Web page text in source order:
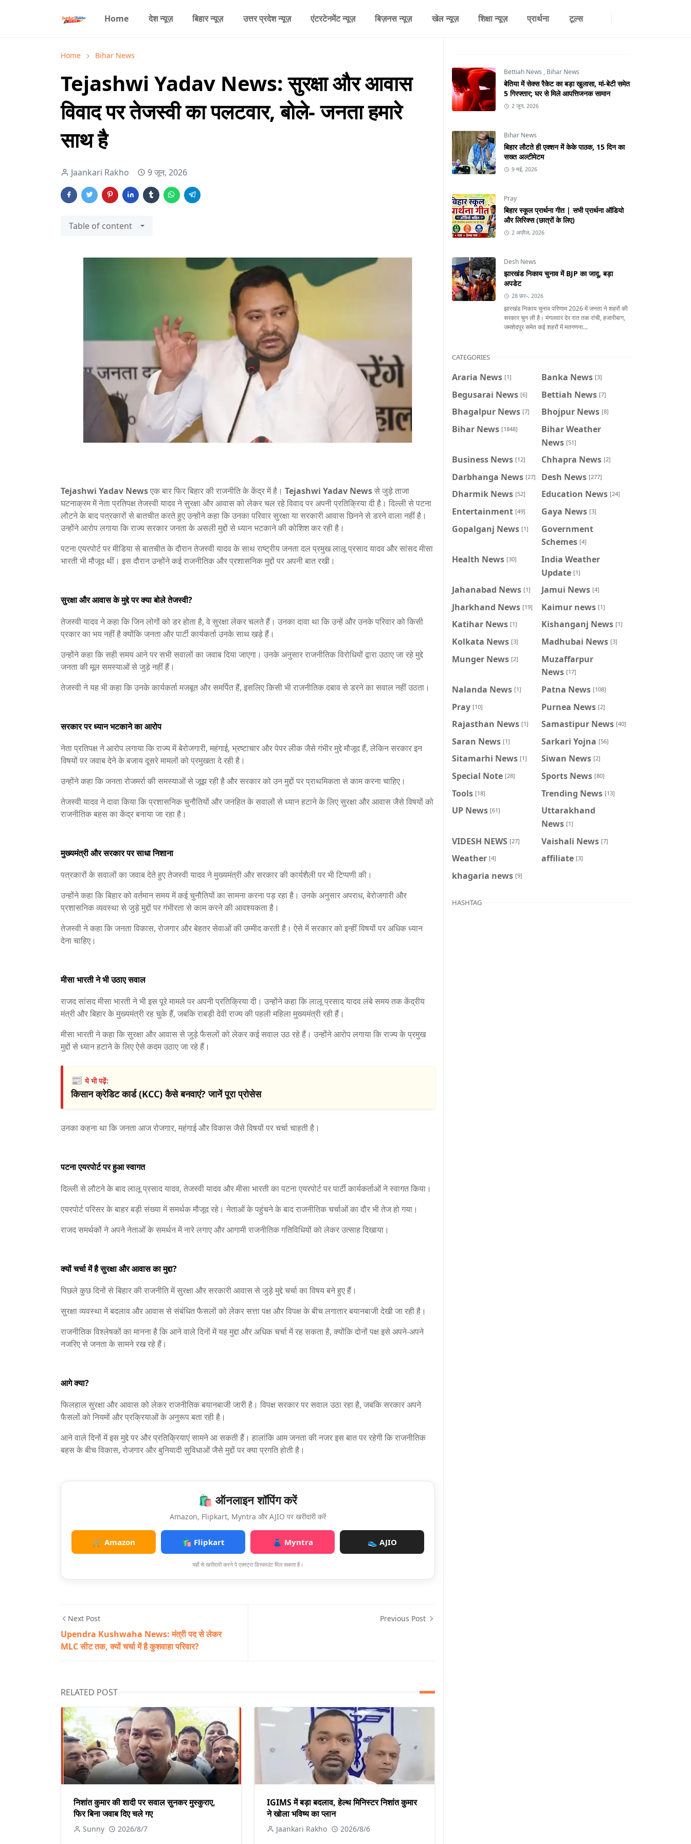
Home देश न्यूज़ बिहार न्यूज़ उत्तर प्रदेश न्यूज़ एंटरटेनमेंट न्यूज़ बिज़नस न्यूज़ खेल न्यूज़ शिक्षा न्यूज़ प्रार्थना टूल्स
Home Bihar News
Tejashwi Yadav News: सुरक्षा और आवास
विवाद पर तेजस्वी का पलटवार, बोले- जनता हमारे
साथ है
Jaankari Rakho 9 जून, 2026
Table of content
Tejashwi Yadav Newsएक बार फिर बिहार की राजनीति के केंद्र में है। Tejashwi Yadav Newsसे जुड़े ताजा
घटनाक्रम में नेता प्रतिपक्ष तेजस्वी यादव ने सुरक्षा और आवास को लेकर चल रहे विवाद पर अपनी प्रतिक्रिया दी है। दिल्ली से पटना
लौटने के बाद पत्रकारों से बातचीत करते हुए उन्होंने कहा कि उनका परिवार सुरक्षा या सरकारी आवास छिनने से डरने वाला नहीं है।
उन्होंने आरोप लगाया कि राज्य सरकार जनता के असली मुद्दों से ध्यान भटकाने की कोशिश कर रही है।
पटना एयरपोर्ट पर मीडिया से बातचीत के दौरान तेजस्वी यादव के साथ राष्ट्रीय जनता दल प्रमुख लालू प्रसाद यादव और सांसद मीसा
भारती भी मौजूद थीं। इस दौरान उन्होंने कई राजनीतिक और प्रशासनिक मुद्दों पर अपनी बात रखी।
सुरक्षा और आवास के मुद्दे पर क्या बोले तेजस्वी?
तेजस्वी यादव ने कहा कि जिन लोगों को डर होता है, वे सुरक्षा लेकर चलते हैं। उनका दावा था कि उन्हें और उनके परिवार को किसी
प्रकार का भय नहीं है क्योंकि जनता और पार्टी कार्यकर्ता उनके साथ खड़े हैं।
उन्होंने कहा कि सही समय आने पर सभी सवालों का जवाब दिया जाएगा। उनके अनुसार राजनीतिक विरोधियों द्वारा उठाए जा रहे मुद्दे
जनता की मूल समस्याओं से जुड़े नहीं हैं।
तेजस्वी ने यह भी कहा कि उनके कार्यकर्ता मजबूत और समर्पित हैं, इसलिए किसी भी राजनीतिक दबाव से डरने का सवाल नहीं उठता।
सरकार पर ध्यान भटकाने का आरोप
नेता प्रतिपक्ष ने आरोप लगाया कि राज्य में बेरोजगारी, महंगाई, भ्रष्टाचार और पेपर लीक जैसे गंभीर मुद्दे मौजूद हैं, लेकिन सरकार इन
विषयों पर जवाब देने के बजाय दूसरे मामलों को प्रमुखता दे रही है।
उन्होंने कहा कि जनता रोजमर्रा की समस्याओं से जूझ रही है और सरकार को उन मुद्दों पर प्राथमिकता से काम करना चाहिए।
तेजस्वी यादव ने दावा किया कि प्रशासनिक चुनौतियों और जनहित के सवालों से ध्यान हटाने के लिए सुरक्षा और आवास जैसे विषयों को
राजनीतिक बहस का केंद्र बनाया जा रहा है।
मुख्यमंत्री और सरकार पर साधा निशाना
पत्रकारों के सवालों का जवाब देते हुए तेजस्वी यादव ने मुख्यमंत्री और सरकार की कार्यशैली पर भी टिप्पणी की।
उन्होंने कहा कि बिहार को वर्तमान समय में कई चुनौतियों का सामना करना पड़ रहा है। उनके अनुसार अपराध, बेरोजगारी और
प्रशासनिक व्यवस्था से जुड़े मुद्दों पर गंभीरता से काम करने की आवश्यकता है।
तेजस्वी ने कहा कि जनता विकास, रोजगार और बेहतर सेवाओं की उम्मीद करती है। ऐसे में सरकार को इन्हीं विषयों पर अधिक ध्यान
देना चाहिए।
मीसा भारती ने भी उठाए सवाल
राजद सांसद मीसा भारती ने भी इस पूरे मामले पर अपनी प्रतिक्रिया दी। उन्होंने कहा कि लालू प्रसाद यादव लंबे समय तक केंद्रीय
मंत्री और बिहार के मुख्यमंत्री रह चुके हैं, जबकि राबड़ी देवी राज्य की पहली महिला मुख्यमंत्री रही हैं।
मीसा भारती ने कहा कि सुरक्षा और आवास से जुड़े फैसलों को लेकर कई सवाल उठ रहे हैं। उन्होंने आरोप लगाया कि राज्य के प्रमुख
मुद्दों से ध्यान हटाने के लिए ऐसे कदम उठाए जा रहे हैं।
📰ये भी पढ़ें:
किसान क्रेडिट कार्ड (KCC) कैसे बनवाएं? जानें पूरा प्रोसेस
उनका कहना था कि जनता आज रोजगार, महंगाई और विकास जैसे विषयों पर चर्चा चाहती है।
पटना एयरपोर्ट पर हुआ स्वागत
दिल्ली से लौटने के बाद लालू प्रसाद यादव, तेजस्वी यादव और मीसा भारती का पटना एयरपोर्ट पर पार्टी कार्यकर्ताओं ने स्वागत किया।
एयरपोर्ट परिसर के बाहर बड़ी संख्या में समर्थक मौजूद रहे। नेताओं के पहुंचने के बाद राजनीतिक चर्चाओं का दौर भी तेज हो गया।
राजद समर्थकों ने अपने नेताओं के समर्थन में नारे लगाए और आगामी राजनीतिक गतिविधियों को लेकर उत्साह दिखाया।
क्यों चर्चा में है सुरक्षा और आवास का मुद्दा?
पिछले कुछ दिनों से बिहार की राजनीति में सुरक्षा और सरकारी आवास से जुड़े मुद्दे चर्चा का विषय बने हुए हैं।
सुरक्षा व्यवस्था में बदलाव और आवास से संबंधित फैसलों को लेकर सत्ता पक्ष और विपक्ष के बीच लगातार बयानबाजी देखी जा रही है।
राजनीतिक विश्लेषकों का मानना है कि आने वाले दिनों में यह मुद्दा और अधिक चर्चा में रह सकता है, क्योंकि दोनों पक्ष इसे अपने-अपने
नजरिए से जनता के सामने रख रहे हैं।
आगे क्या?
फिलहाल सुरक्षा और आवास को लेकर राजनीतिक बयानबाजी जारी है। विपक्ष सरकार पर सवाल उठा रहा है, जबकि सरकार अपने
फैसलों को नियमों और प्रक्रियाओं के अनुरूप बता रही है।
आने वाले दिनों में इस मुद्दे पर और प्रतिक्रियाएं सामने आ सकती हैं। हालांकि आम जनता की नजर इस बात पर रहेगी कि राजनीतिक
बहस के बीच विकास, रोजगार और बुनियादी सुविधाओं जैसे मुद्दों पर क्या प्रगति होती है।
🛍️ ऑनलाइन शॉपिंग करें
Amazon, Flipkart, Myntra और AJIO पर खरीदारी करें
🛒 Amazon 🛍️ Flipkart 👗 Myntra 👟 AJIO
यहाँ से खरीदारी करने पे एक्स्ट्रा डिस्काउंट मिल सकता है।
Next Post
Upendra Kushwaha News: मंत्री पद से लेकर
MLC सीट तक, क्यों चर्चा में है कुशवाहा परिवार?
Previous Post
RELATED POST
निशांत कुमार की शादी पर सवाल सुनकर मुस्कुराए,
फिर बिना जवाब दिए चले गए
Sunny 2026/8/7
IGIMS में बड़ा बदलाव, हेल्थ मिनिस्टर निशांत कुमार
ने खोला भविष्य का प्लान
Jaankari Rakho 2026/8/6
Bettiah News , Bihar News
बेतिया में सेक्स रैकेट का बड़ा खुलासा, मां-बेटी समेत
5 गिरफ्तार; घर से मिले आपत्तिजनक सामान
2 जून, 2026
Bihar News
बिहार लौटते ही एक्शन में केके पाठक, 15 दिन का
सख्त अल्टीमेटम
9 मई, 2026
Pray
बिहार स्कूल प्रार्थना गीत | सभी प्रार्थना ऑडियो
और लिरिक्स (छात्रों के लिए)
2 अप्रैल, 2026
Desh News
झारखंड निकाय चुनाव में BJP का जादू, बड़ा
अपडेट
28 फ़र॰, 2026
झारखंड निकाय चुनाव परिणाम 2026 में जनता ने शहरों की
सरकार चुन ली है। मंगलवार देर रात तक रांची, हजारीबाग,
जमशेदपुर समेत कई शहरों में मतगणना...
CATEGORIES
Araria News [1] Banka News [3]
Begusarai News [6] Bettiah News [7]
Bhagalpur News [7] Bhojpur News [8]
Bihar News [1848]
Bihar Weather
News [51]
Business News [12] Chhapra News [2]
Darbhanga News [27] Desh News [277]
Dharmik News [52] Education News [24]
Entertainment [49] Gaya News [3]
Gopalganj News [1]
Government
Schemes [4]
Health News [30]
India Weather
Update [1]
Jahanabad News [1] Jamui News [4]
Jharkhand News [19] Kaimur news [1]
Katihar News [1] Kishanganj News [1]
Kolkata News [3] Madhubai News [3]
Munger News [2]
Muzaffarpur
News [17]
Nalanda News [1] Patna News [108]
Pray [10] Purnea News [2]
Rajasthan News [1] Samastipur News [40]
Saran News [1] Sarkari Yojna [56]
Sitamarhi News [1] Siwan News [2]
Special Note [28] Sports News [80]
Tools [18] Trending News [13]
UP News [61]
Uttarakhand
News [1]
VIDESH NEWS [27] Vaishali News [7]
Weather [4] affiliate [3]
khagaria news [9]
HASHTAG